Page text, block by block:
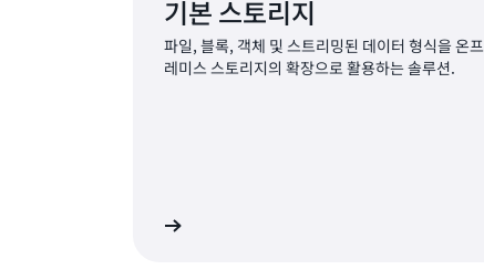
기본 스토리지
파일, 블록, 객체 및 스트리밍된 데이터 형식을 온프
레미스 스토리지의 확장으로 활용하는 솔루션.